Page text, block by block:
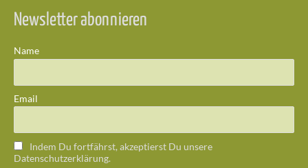
Newsletter abonnieren
Name
Email
Indem Du fortfährst, akzeptierst Du unsere
Datenschutzerklärung.